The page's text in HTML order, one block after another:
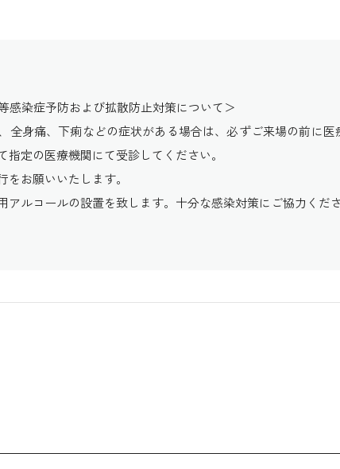
感染症予防および拡散防止対策について＞
全身痛、下痢などの症状がある場合は、必ずご来場の前に医
指定の医療機関にて受診してください。
お願いいたします。
アルコールの設置を致します。十分な感染対策にご協力くださ